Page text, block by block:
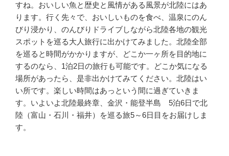
すね。おいしい魚と歴史と風情がある風景が北陸にはあ
ります。行く先々で、おいしいものを食べ、温泉にのん
びり浸かり、のんびりドライブしながら北陸各地の観光
スポットを巡る大人旅行に出かけてみました。北陸全部
を巡ると時間がかかりますが、どこか一ヶ所を目的地に
するのなら、1泊2日の旅行も可能です。どこか気になる
場所があったら、是非出かけてみてください。北陸はい
い所です。楽しい時間はあっという間に過ぎていきま
す。いよいよ北陸最終章、金沢・能登半島 5泊6日で北
陸（富山・石川・福井）を巡る旅5～6日目をお届けしま
す。